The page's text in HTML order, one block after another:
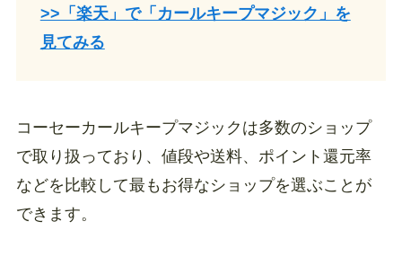
>>「楽天」で「カールキープマジック」を
見てみる
コーセーカールキープマジックは多数のショップ
で取り扱っており、値段や送料、ポイント還元率
などを比較して最もお得なショップを選ぶことが
できます。